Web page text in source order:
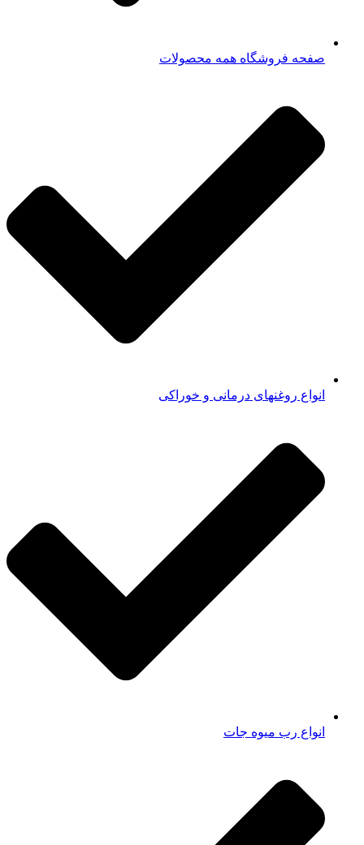
صفحه فروشگاه همه محصولات​
انواع روغنهای درمانی و خوراکی
انواع رب میوه جات